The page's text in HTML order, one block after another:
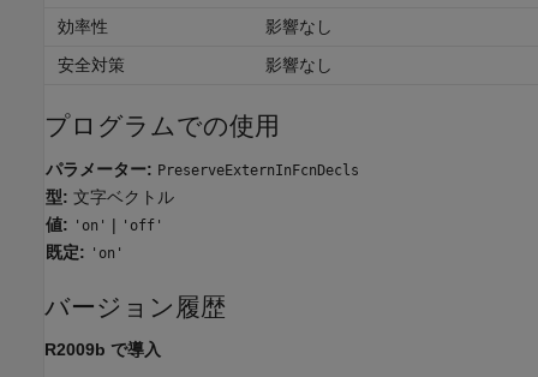
効率性
影響なし
安全対策
影響なし
プログラムでの使用
パラメーター: PreserveExternInFcnDecls
型: 文字ベクトル
値: 'on' | 'off'
既定: 'on'
バージョン履歴
R2009b で導入